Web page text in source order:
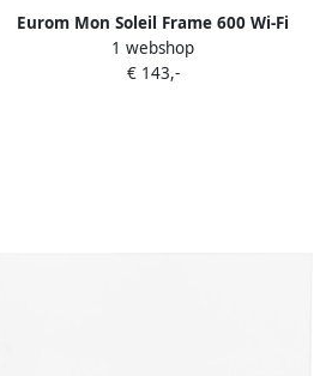
Eurom Mon Soleil Frame 600 Wi-Fi
361773
1 webshop
€ 143,-